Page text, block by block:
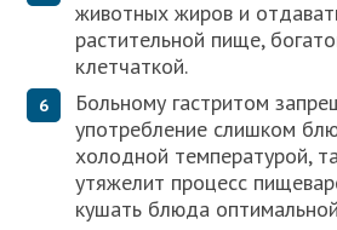
животных жиров и
растительной пище,
клетчаткой.
Больному гастритом
употребление слишком
холодной температурой,
утяжелит процесс
кушать блюда